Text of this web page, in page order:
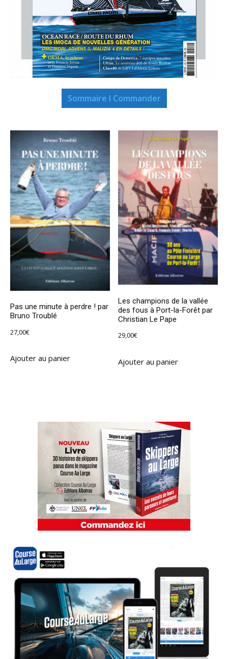
Sommaire I Commander
Pas une minute à perdre ! par
Bruno Troublé
27,00€
Ajouter au panier
Les champions de la vallée
des fous à Port-la-Forêt par
Christian Le Pape
29,00€
Ajouter au panier